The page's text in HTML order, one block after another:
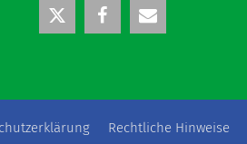
Rechtliche Hinweise